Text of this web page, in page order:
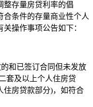
整存量房贷利率的倡
合条件的存量商业性个人
操作事项公告如下：
和已签订合同但未发放
套及以上个人住房贷
住房贷款部分)，如符合